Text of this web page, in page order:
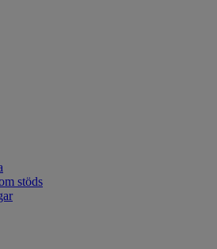
stöds